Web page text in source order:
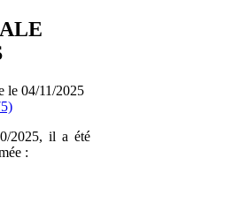
le 04/11/2025
2025, il a été
: